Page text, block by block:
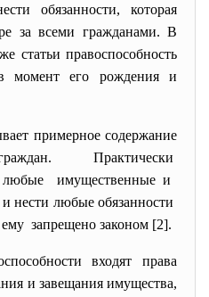
обязанности, которая
за всеми гражданами. В
статьи правоспособность
момент его рождения и
примерное содержание
Практически
любые имущественные и
нести любые обязанности
запрещено законом [2].
входят права
и завещания имущества,